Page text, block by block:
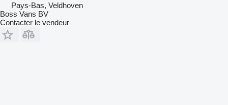
Pays-Bas, Veldhoven
Boss Vans BV
Contacter le vendeur